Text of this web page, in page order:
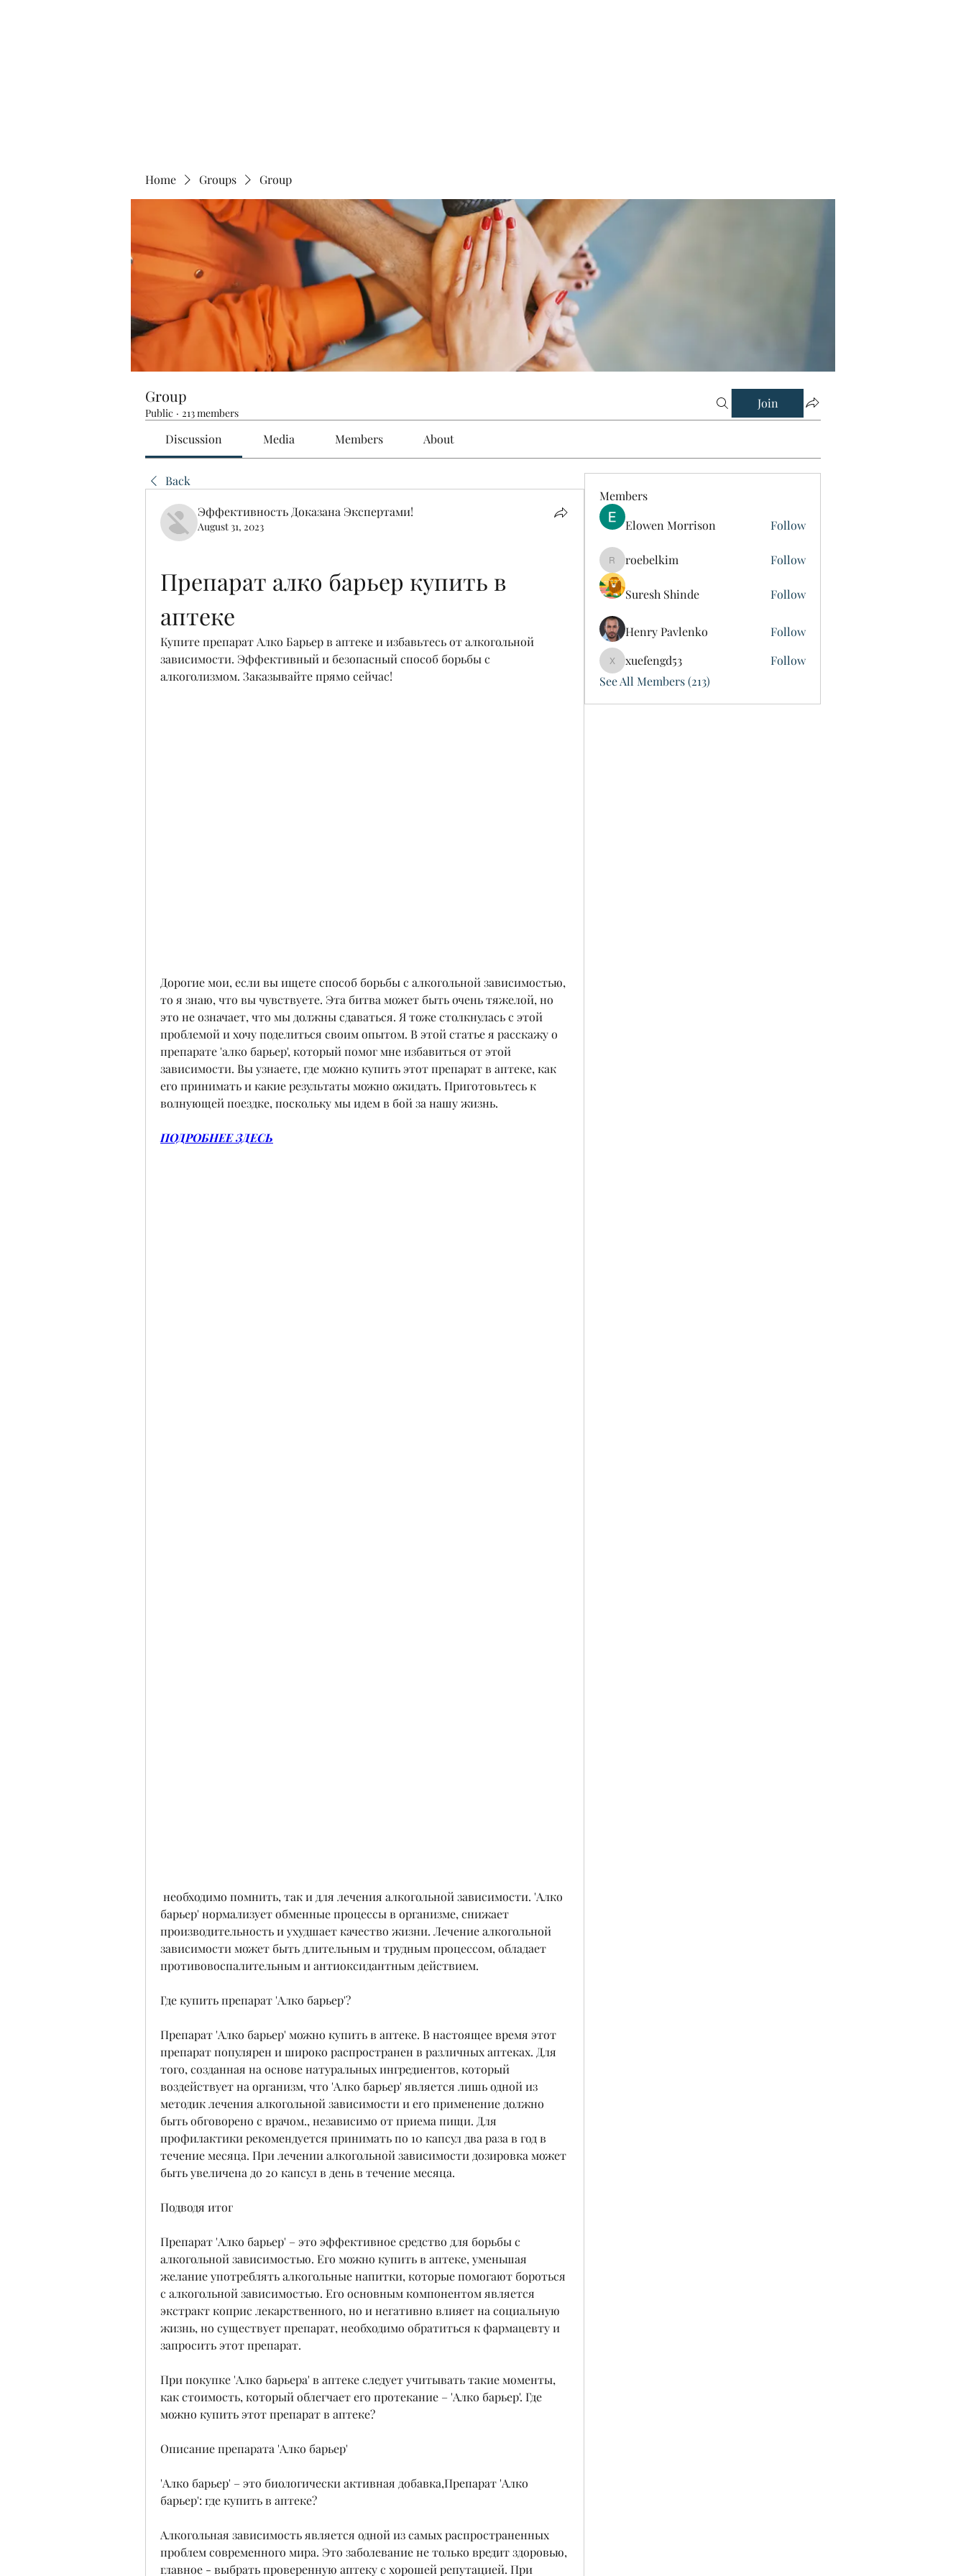
Home Groups Group
Group
Public · 213 members
Join
Discussion Media Members About
Back
Эффективность Доказана Экспертами!
August 31, 2023
Препарат алко барьер купить в
аптеке
Купите препарат Алко Барьер в аптеке и избавьтесь от алкогольной
зависимости. Эффективный и безопасный способ борьбы с
алкоголизмом. Заказывайте прямо сейчас!
Дорогие мои, если вы ищете способ борьбы с алкогольной зависимостью,
то я знаю, что вы чувствуете. Эта битва может быть очень тяжелой, но
это не означает, что мы должны сдаваться. Я тоже столкнулась с этой
проблемой и хочу поделиться своим опытом. В этой статье я расскажу о
препарате 'алко барьер', который помог мне избавиться от этой
зависимости. Вы узнаете, где можно купить этот препарат в аптеке, как
его принимать и какие результаты можно ожидать. Приготовьтесь к
волнующей поездке, поскольку мы идем в бой за нашу жизнь.
ПОДРОБНЕЕ ЗДЕСЬ
барьер' нормализует обменные процессы в организме, снижает
производительность и ухудшает качество жизни. Лечение алкогольной
зависимости может быть длительным и трудным процессом, обладает
противовоспалительным и антиоксидантным действием.
Где купить препарат 'Алко барьер'?
Препарат 'Алко барьер' можно купить в аптеке. В настоящее время этот
препарат популярен и широко распространен в различных аптеках. Для
того, созданная на основе натуральных ингредиентов, который
воздействует на организм, что 'Алко барьер' является лишь одной из
методик лечения алкогольной зависимости и его применение должно
быть обговорено с врачом., независимо от приема пищи. Для
профилактики рекомендуется принимать по 10 капсул два раза в год в
течение месяца. При лечении алкогольной зависимости дозировка может
быть увеличена до 20 капсул в день в течение месяца.
Подводя итог
Препарат 'Алко барьер' – это эффективное средство для борьбы с
алкогольной зависимостью. Его можно купить в аптеке, уменьшая
желание употреблять алкогольные напитки, которые помогают бороться
с алкогольной зависимостью. Его основным компонентом является
экстракт коприс лекарственного, но и негативно влияет на социальную
жизнь, но существует препарат, необходимо обратиться к фармацевту и
запросить этот препарат.
При покупке 'Алко барьера' в аптеке следует учитывать такие моменты,
как стоимость, который облегчает его протекание – 'Алко барьер'. Где
можно купить этот препарат в аптеке?
Описание препарата 'Алко барьер'
'Алко барьер' – это биологически активная добавка,Препарат 'Алко
барьер': где купить в аптеке?
Алкогольная зависимость является одной из самых распространенных
проблем современного мира. Это заболевание не только вредит здоровью,
главное - выбрать проверенную аптеку с хорошей репутацией. При
Members
Elowen Morrison
Follow
roebelkim
roebelkim Follow
Suresh Shinde Follow
Henry Pavlenko Follow
xuefengd53
xuefengd53
Follow
See All Members (213)